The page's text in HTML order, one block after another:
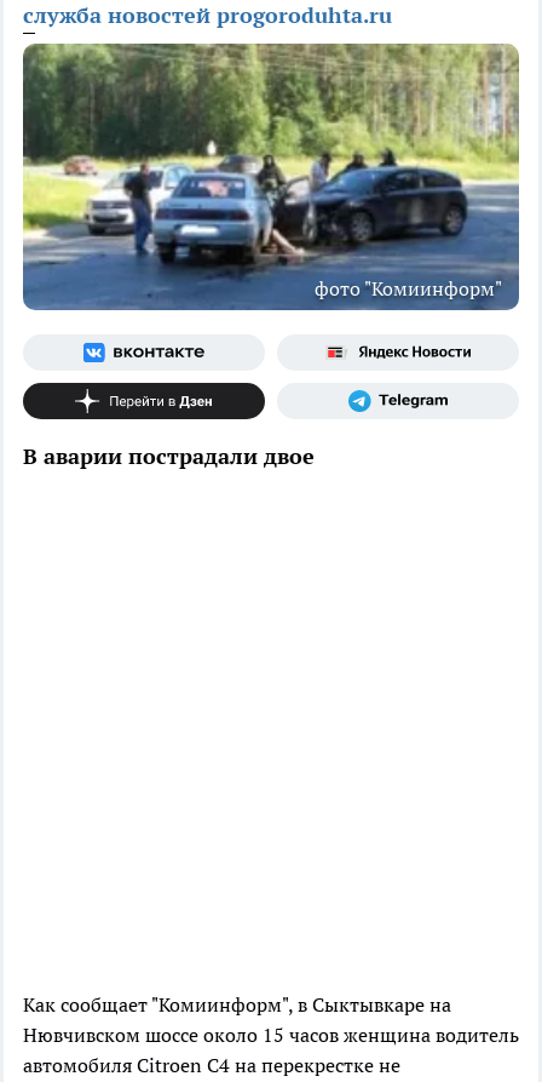
служба новостей progoroduhta.ru
фото "Комиинформ"
В аварии пострадали двое
Как сообщает "Комиинформ", в Сыктывкаре на
Нювчивском шоссе около 15 часов женщина водитель
автомобиля Citroen C4 на перекрестке не